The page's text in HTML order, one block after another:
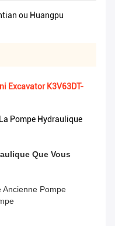
ou Huangpu
Excavator K3V63DT-
Pompe Hydraulique
Que Vous
Ancienne Pompe